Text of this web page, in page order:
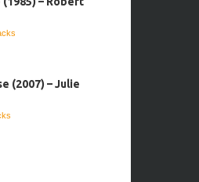
(2007) – Julie